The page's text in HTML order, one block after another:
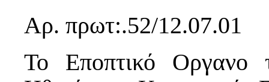
Αρ. πρωτ:.52/12.07.01
Το Εποπτικό Οργανο